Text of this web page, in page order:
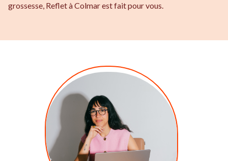
grossesse, Reflet à Colmar est fait pour vous.